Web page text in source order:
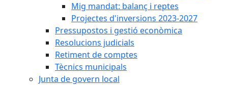
Mig mandat: balanç i reptes
Projectes d'inversions 2023-2027
Pressupostos i gestió econòmica
Resolucions judicials
Retiment de comptes
Tècnics municipals
Junta de govern local